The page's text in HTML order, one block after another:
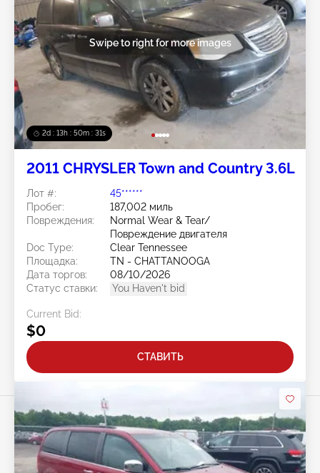
2d : 13h : 50m : 28s
Swipe to right for more images
2011 CHRYSLER Town and Country 3.6L
Лот #:
45******
Пробег:
187,002 миль
Повреждения:
Normal Wear & Tear/
Повреждение двигателя
Doc Type:
Clear Tennessee
Площадка:
TN - CHATTANOOGA
Дата торгов:
08/10/2026
Статус ставки:
You Haven't bid
Current Bid:
$0
СТАВИТЬ